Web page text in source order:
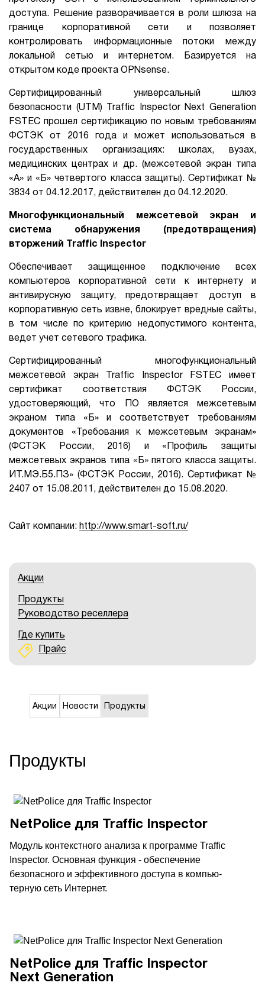
доступа. Решение разворачивается в роли шлюза на
границе корпоративной сети и позволяет
контролировать информационные потоки между
локальной сетью и интернетом. Базируется на
открытом коде проекта OPNsense.
Сертифицированный универсальный шлюз
безопасности (UTM) Traffic Inspector Next Generation
FSTEC прошел сертификацию по новым требованиям
ФСТЭК от 2016 года и может использоваться в
государственных организациях: школах, вузах,
медицинских центрах и др. (межсетевой экран типа
«А» и «Б» четвертого класса защиты). Сертификат №
3834 от 04.12.2017, действителен до 04.12.2020.
Многофункциональный межсетевой экран и
система обнаружения (предотвращения)
вторжений Traffic Inspector
Обеспечивает защищенное подключение всех
компьютеров корпоративной сети к интернету и
антивирусную защиту, предотвращает доступ в
корпоративную сеть извне, блокирует вредные сайты,
в том числе по критерию недопустимого контента,
ведет учет сетевого трафика.
Сертифицированный многофункциональный
межсетевой экран Traffic Inspector FSTEC имеет
сертификат соответствия ФСТЭК России,
удостоверяющий, что ПО является межсетевым
экраном типа «Б» и соответствует требованиям
документов «Требования к межсетевым экранам»
(ФСТЭК России, 2016) и «Профиль защиты
межсетевых экранов типа «Б» пятого класса защиты.
ИТ.МЭ.Б5.ПЗ» (ФСТЭК России, 2016). Сертификат №
2407 от 15.08.2011, действителен до 15.08.2020.
Сайт компании: http://www.smart-soft.ru/
Акции Новости Продукты
Продукты
NetPolice для Traffic Inspector
Модуль контекстного анализа к программе Traffic
Inspector. Основная функция - обеспечение
безопасного и эффективного доступа в компью-
терную сеть Интернет.
NetPolice для Traffic Inspector
Next Generation
Акции
Продукты
Руководство реселлера
Где купить
Прайс